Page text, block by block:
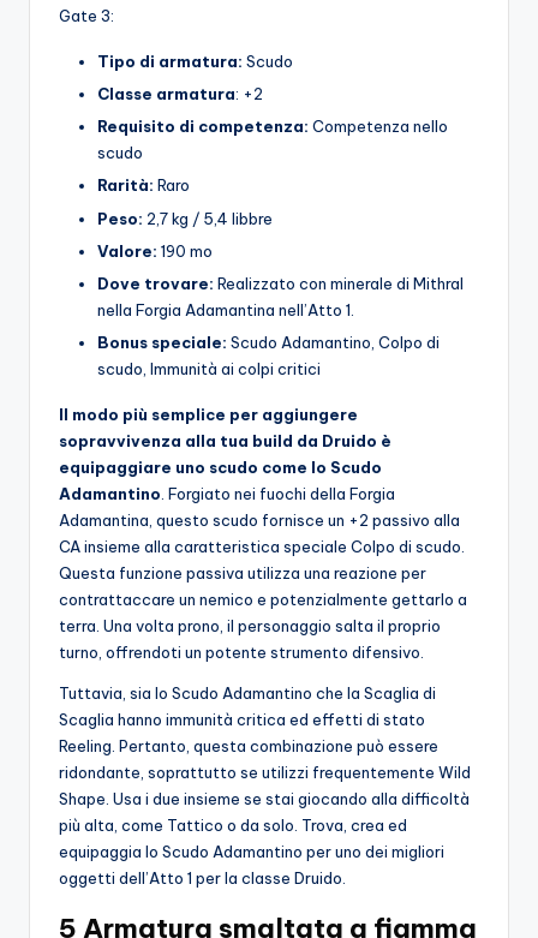
Gate 3:
Tipo di armatura: Scudo
Classe armatura: +2
Requisito di competenza: Competenza nello
scudo
Rarità: Raro
Peso: 2,7 kg / 5,4 libbre
Valore: 190 mo
Dove trovare: Realizzato con minerale di Mithral
nella Forgia Adamantina nell’Atto 1.
Bonus speciale: Scudo Adamantino, Colpo di
scudo, Immunità ai colpi critici
Il modo più semplice per aggiungere
sopravvivenza alla tua build da Druido è
equipaggiare uno scudo come lo Scudo
Adamantino . Forgiato nei fuochi della Forgia
Adamantina, questo scudo fornisce un +2 passivo alla
CA insieme alla caratteristica speciale Colpo di scudo.
Questa funzione passiva utilizza una reazione per
contrattaccare un nemico e potenzialmente gettarlo a
terra. Una volta prono, il personaggio salta il proprio
turno, offrendoti un potente strumento difensivo.
Tuttavia, sia lo Scudo Adamantino che la Scaglia di
Scaglia hanno immunità critica ed effetti di stato
Reeling. Pertanto, questa combinazione può essere
ridondante, soprattutto se utilizzi frequentemente Wild
Shape. Usa i due insieme se stai giocando alla difficoltà
più alta, come Tattico o da solo. Trova, crea ed
equipaggia lo Scudo Adamantino per uno dei migliori
oggetti dell’Atto 1 per la classe Druido.
5 Armatura smaltata a fiamma